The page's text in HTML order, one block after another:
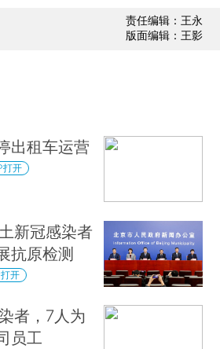
责任编辑：王永
版面编辑：王影
出租车运营
打开
新冠感染者
抗原检测
开
者，7人为
员工